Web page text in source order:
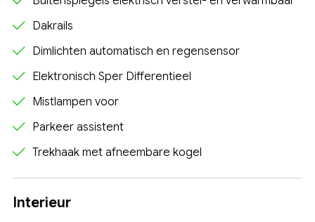
Dakrails
Dimlichten automatisch en regensensor
Elektronisch Sper Differentieel
Mistlampen voor
Parkeer assistent
Trekhaak met afneembare kogel
Interieur